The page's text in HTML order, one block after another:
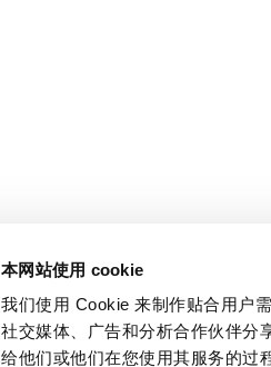
本网站使用 cookie
我们使用 Cookie 来制作贴合用户
社交媒体、广告和分析合作伙伴分
给他们或他们在您使用其服务的过